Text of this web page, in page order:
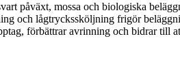
påväxt, mossa och biologiska
och lågtryckssköljning frigör
förbättrar avrinning och bidrar till